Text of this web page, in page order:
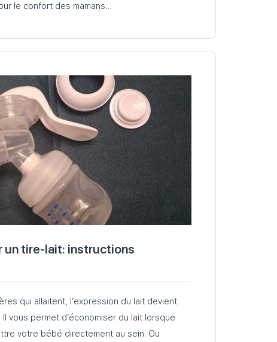
le confort des mamans…
un tire-lait: instructions
qui allaitent, l’expression du lait devient
vous permet d’économiser du lait lorsque
votre bébé directement au sein. Ou